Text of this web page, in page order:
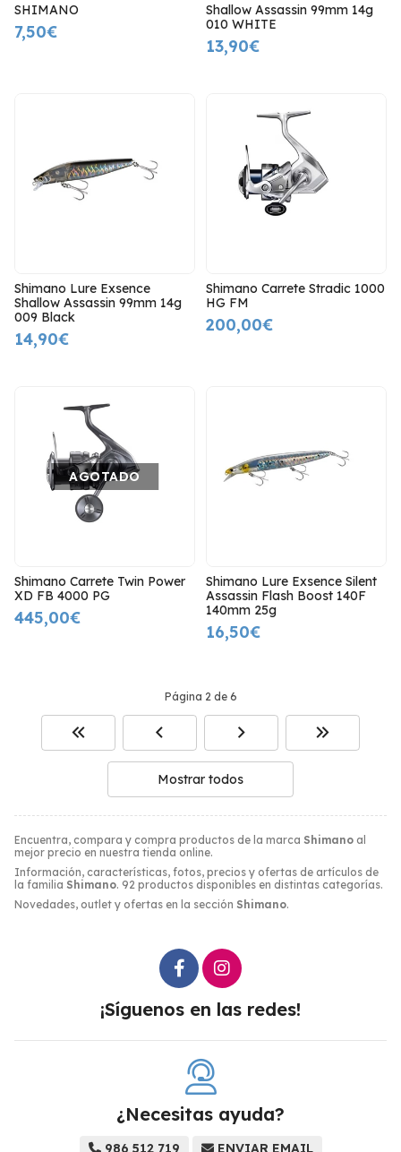
Encuentra, compara y compra productos de la marca Shimano al
mejor precio en nuestra tienda online.
Información, características, fotos, precios y ofertas de artículos de
la familia Shimano. 92 productos disponibles en distintas categorías.
Novedades, outlet y ofertas en la sección Shimano.
SHIMANO
7,50€
Shallow Assassin 99mm 14g
010 WHITE
13,90€
Shimano Lure Exsence
Shallow Assassin 99mm 14g
009 Black
14,90€
Shimano Carrete Stradic 1000
HG FM
200,00€
AGOTADO
Shimano Carrete Twin Power
XD FB 4000 PG
445,00€
Shimano Lure Exsence Silent
Assassin Flash Boost 140F
140mm 25g
16,50€
Página 2 de 6
Mostrar todos
¡Síguenos en las redes!
¿Necesitas ayuda?
986 512 719 ENVIAR EMAIL